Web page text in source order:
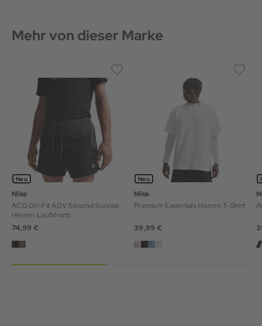
Mehr von dieser Marke
Neu
Nike
ACG Dri-Fit ADV Second Sunrise
Herren Laufshorts
74,99 €
Neu
Nike
Premium Essentials Herren T-Shirt
39,99 €